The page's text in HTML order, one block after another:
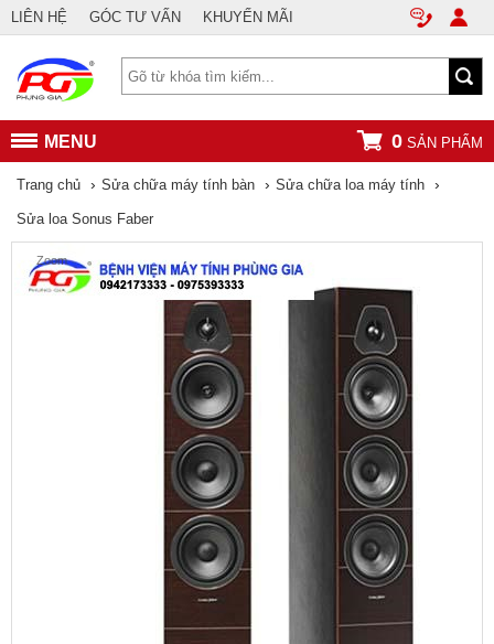
LIÊN HỆ GÓC TƯ VẤN KHUYẾN MÃI
MENU 0 SẢN PHẨM
Trang chủ › Sửa chữa máy tính bàn › Sửa chữa loa máy tính ›
Sửa loa Sonus Faber
Zoom